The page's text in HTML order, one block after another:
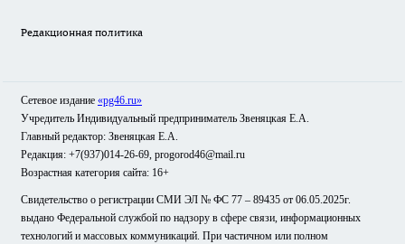
Редакционная политика
Сетевое издание «pg46.ru»
Учредитель Индивидуальный предприниматель Звеняцкая Е.А.
Главный редактор: Звеняцкая Е.А.
Редакция: +7(937)014-26-69, progorod46@mail.ru
Возрастная категория сайта: 16+
Свидетельство о регистрации СМИ ЭЛ № ФС 77 – 89435 от 06.05.2025г.
выдано Федеральной службой по надзору в сфере связи, информационных
технологий и массовых коммуникаций. При частичном или полном